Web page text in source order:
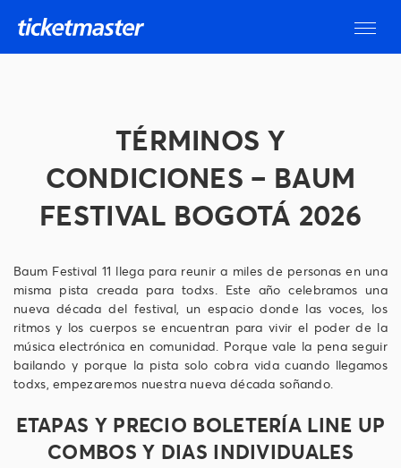
TÉRMINOS Y
CONDICIONES – BAUM
FESTIVAL BOGOTÁ 2026
Baum Festival 11 llega para reunir a miles de personas en una
misma pista creada para todxs. Este año celebramos una
nueva década del festival, un espacio donde las voces, los
ritmos y los cuerpos se encuentran para vivir el poder de la
música electrónica en comunidad. Porque vale la pena seguir
bailando y porque la pista solo cobra vida cuando llegamos
todxs, empezaremos nuestra nueva década soñando.
ETAPAS Y PRECIO BOLETERÍA LINE UP
COMBOS Y DIAS INDIVIDUALES